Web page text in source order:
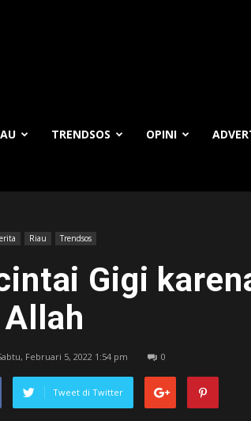
TRENDSOS OPINI
Riau Trendsos
Gigi
Allah
Februari 5, 2022 1:54 pm 0
Tweet di Twitter